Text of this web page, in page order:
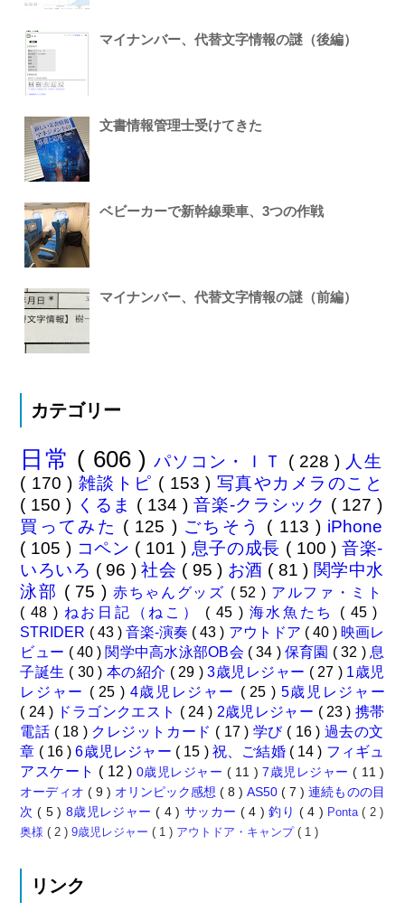
マイナンバー、代替文字情報の謎（後編）
文書情報管理士受けてきた
ベビーカーで新幹線乗車、3つの作戦
マイナンバー、代替文字情報の謎（前編）
カテゴリー
日常 ( 606 )パソコン・ＩＴ ( 228 ) 人生
( 170 ) 雑談トピ ( 153 ) 写真やカメラのこと
( 150 ) くるま ( 134 ) 音楽-クラシック ( 127 )
買ってみた ( 125 ) ごちそう ( 113 ) iPhone
( 105 ) コペン ( 101 ) 息子の成長 ( 100 )音楽-
いろいろ ( 96 )社会 ( 95 ) お酒 ( 81 ) 関学中水
泳部 ( 75 ) 赤ちゃんグッズ ( 52 ) アルファ・ミト
( 48 ) ねお日記（ねこ） ( 45 ) 海水魚たち ( 45 )
STRIDER ( 43 ) 音楽-演奏 ( 43 ) アウトドア ( 40 ) 映画レ
ビュー ( 40 ) 関学中高水泳部OB会 ( 34 ) 保育園 ( 32 ) 息
子誕生 ( 30 ) 本の紹介 ( 29 )3歳児レジャー ( 27 ) 1歳児
レジャー ( 25 ) 4歳児レジャー ( 25 ) 5歳児レジャー
( 24 ) ドラゴンクエスト ( 24 ) 2歳児レジャー ( 23 ) 携帯
電話 ( 18 ) クレジットカード ( 17 ) 学び ( 16 ) 過去の文
章 ( 16 )6歳児レジャー ( 15 ) 祝、ご結婚 ( 14 ) フィギュ
アスケート ( 12 ) 0歳児レジャー ( 11 )7歳児レジャー( 11 )
オーディオ ( 9 ) オリンピック感想( 8 )AS50( 7 )連続ものの目
次( 5 ) 8歳児レジャー( 4 ) サッカー ( 4 )釣り ( 4 ) Ponta( 2 )
奥様( 2 )9歳児レジャー( 1 ) アウトドア・キャンプ( 1 )
リンク